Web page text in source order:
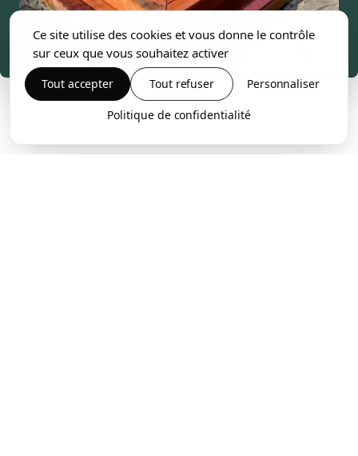
Ce site utilise des cookies et vous donne le contrôle
sur ceux que vous souhaitez activer
Tout accepter Tout refuser Personnaliser
Politique de confidentialité